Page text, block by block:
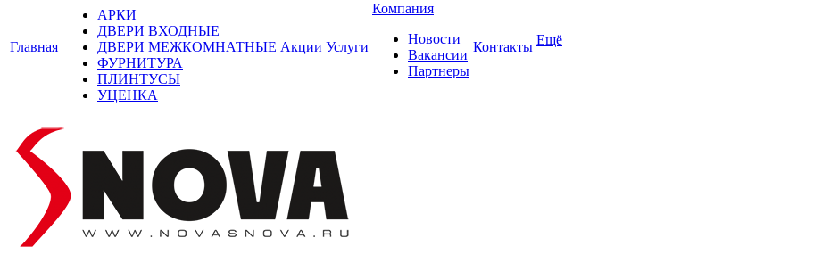
Главная
АРКИ
ДВЕРИ ВХОДНЫЕ
ДВЕРИ МЕЖКОМНАТНЫЕ
ФУРНИТУРА
ПЛИНТУСЫ
УЦЕНКА
Акции Услуги
Компания
Новости
Вакансии
Партнеры
Контакты Ещё